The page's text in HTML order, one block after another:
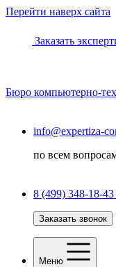
Перейти наверх сайта
Заказать
Бюро компьютерно-
info@expertiza-
по всем
8 (499) 348-18-43
Заказать звонок
Меню